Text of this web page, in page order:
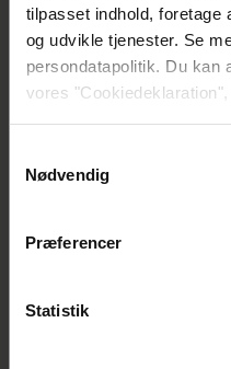
tilpasset indhold, foretage
og udvikle tjenester. Se
persondatapolitik. Du
vores
Vi anvender egne
generere statistik og
Nødvendig
Præferencer
Statistik